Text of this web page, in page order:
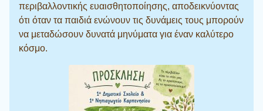
περιβαλλοντικής ευαισθητοποίησης, αποδεικνύοντας
ότι όταν τα παιδιά ενώνουν τις δυνάμεις τους μπορούν
να μεταδώσουν δυνατά μηνύματα για έναν καλύτερο
κόσμο.